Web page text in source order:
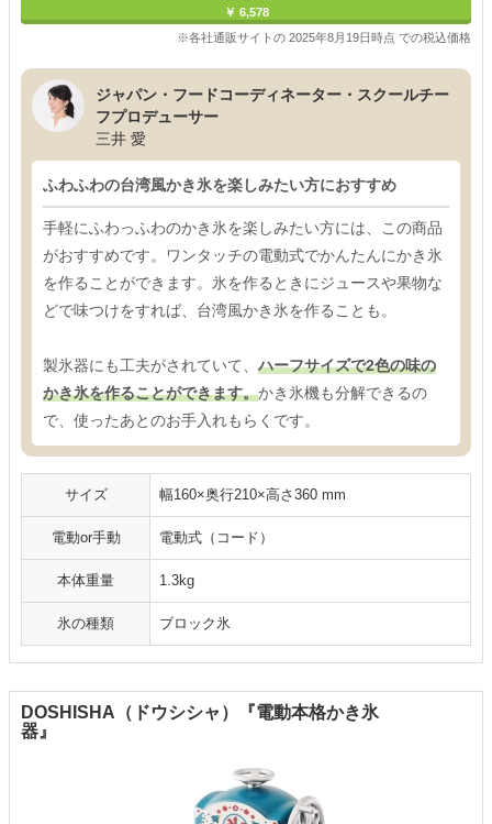
￥ 6,578
※各社通販サイトの 2025年8月19日時点 での税込価格
ジャパン・フードコーディネーター・スクールチー
フプロデューサー
三井 愛
ふわふわの台湾風かき氷を楽しみたい方におすすめ
手軽にふわっふわのかき氷を楽しみたい方には、この商品
がおすすめです。ワンタッチの電動式でかんたんにかき氷
を作ることができます。氷を作るときにジュースや果物な
どで味つけをすれば、台湾風かき氷を作ることも。
製氷器にも工夫がされていて、 ハーフサイズで2色の味の
かき氷を作ることができます。かき氷機も分解できるの
で、使ったあとのお手入れもらくです。
サイズ 幅160×奥行210×高さ360 mm
電動or手動 電動式（コード）
本体重量 1.3kg
氷の種類 ブロック氷
DOSHISHA（ドウシシャ）『電動本格かき氷
器』